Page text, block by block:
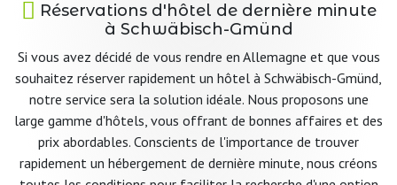
Réservations d'hôtel de dernière minute
à Schwäbisch-Gmünd
Si vous avez décidé de vous rendre en Allemagne et que vous
souhaitez réserver rapidement un hôtel à Schwäbisch-Gmünd,
notre service sera la solution idéale. Nous proposons une
large gamme d'hôtels, vous offrant de bonnes affaires et des
prix abordables. Conscients de l'importance de trouver
rapidement un hébergement de dernière minute, nous créons